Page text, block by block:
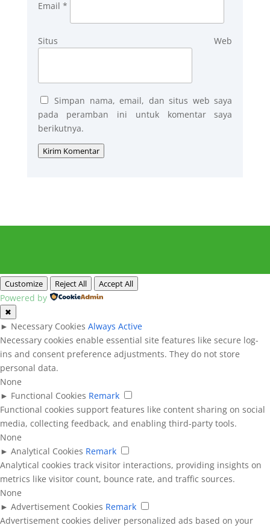
Email *
Situs Web
Simpan nama, email, dan situs web saya
pada peramban ini untuk komentar saya
berikutnya.
Kirim Komentar
Customize Reject All Accept All
Powered by
✖
► Necessary Cookies Always Active
Necessary cookies enable essential site features like secure log-
ins and consent preference adjustments. They do not store
personal data.
None
► Functional Cookies Remark
Functional cookies support features like content sharing on social
media, collecting feedback, and enabling third-party tools.
None
► Analytical Cookies Remark
Analytical cookies track visitor interactions, providing insights on
metrics like visitor count, bounce rate, and traffic sources.
None
► Advertisement Cookies Remark
Advertisement cookies deliver personalized ads based on your